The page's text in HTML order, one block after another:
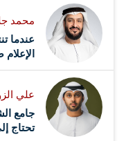
محمد
عندما
علي
جامع
تحتاج